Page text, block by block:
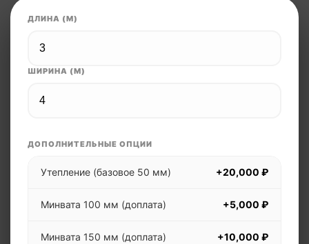
ДЛИНА (М)
ШИРИНА (М)
ДОПОЛНИТЕЛЬНЫЕ ОПЦИИ
Утепление (базовое 50 мм) +20,000 ₽
Минвата 100 мм (доплата) +5,000 ₽
Минвата 150 мм (доплата) +10,000 ₽